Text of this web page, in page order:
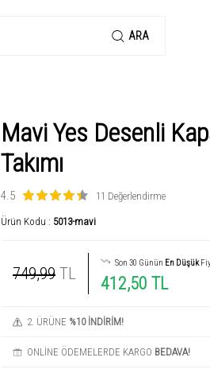
ARA
Mavi Yes Desenli
Takımı
4.5 11 Değerlendirme
Ürün Kodu : 5013-mavi
749,99 TL
Son 30 Günün En Düşük
412,50 TL
2. ÜRÜNE %10 İNDİRİM!
ONLİNE ÖDEMELERDE KARGO BEDAVA!